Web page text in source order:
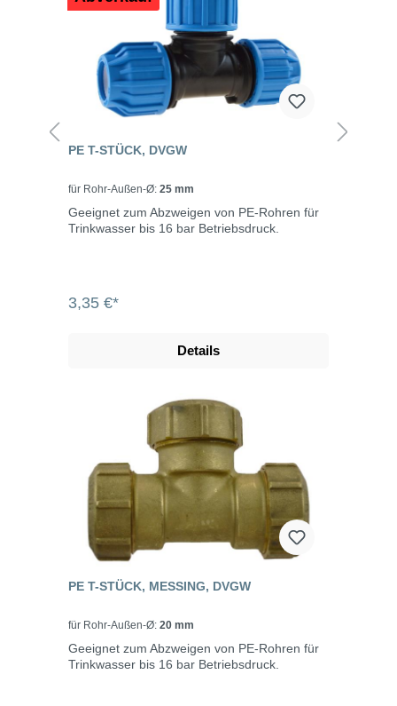
PE T-STÜCK, DVGW
für Rohr-Außen-Ø: 25 mm
Geeignet zum Abzweigen von PE-Rohren für
Trinkwasser bis 16 bar Betriebsdruck.
3,35 €*
Details
PE T-STÜCK, MESSING, DVGW
für Rohr-Außen-Ø: 20 mm
Geeignet zum Abzweigen von PE-Rohren für
Trinkwasser bis 16 bar Betriebsdruck.